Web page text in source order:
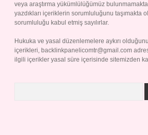
veya araştırma yükümlülüğümüz
yazdıkları içeriklerin sorumluluğunu taşımakta
sorumluluğu kabul etmiş sayılırlar.
Hukuka ve yasal düzenlemelere aykırı
içerikleri, backlinkpanelicomtr@gmail.com
ilgili içerikler yasal süre içerisinde sitemizden